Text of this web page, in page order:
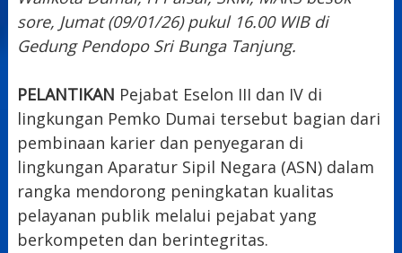
sore, Jumat (09/01/26) pukul 16.00 WIB di
Gedung Pendopo Sri Bunga Tanjung.
PELANTIKAN Pejabat Eselon III dan IV di
lingkungan Pemko Dumai tersebut bagian dari
pembinaan karier dan penyegaran di
lingkungan Aparatur Sipil Negara (ASN) dalam
rangka mendorong peningkatan kualitas
pelayanan publik melalui pejabat yang
berkompeten dan berintegritas.